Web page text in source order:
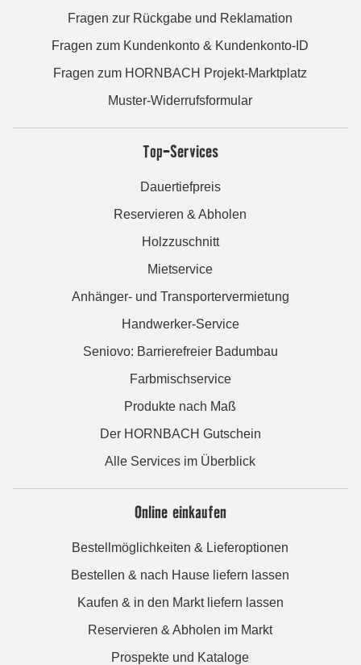
Fragen zur Rückgabe und Reklamation
Fragen zum Kundenkonto & Kundenkonto-ID
Fragen zum HORNBACH Projekt-Marktplatz
Muster-Widerrufsformular
Top-Services
Dauertiefpreis
Reservieren & Abholen
Holzzuschnitt
Mietservice
Anhänger- und Transportervermietung
Handwerker-Service
Seniovo: Barrierefreier Badumbau
Farbmischservice
Produkte nach Maß
Der HORNBACH Gutschein
Alle Services im Überblick
Online einkaufen
Bestellmöglichkeiten & Lieferoptionen
Bestellen & nach Hause liefern lassen
Kaufen & in den Markt liefern lassen
Reservieren & Abholen im Markt
Prospekte und Kataloge